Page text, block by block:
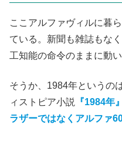
ここアルファヴィルに暮
ている。新聞も雑誌もな
工知能の命令のままに動い
そうか、1984年というのは
ィストピア小説
『1984年』
ラザーではなくアルファ